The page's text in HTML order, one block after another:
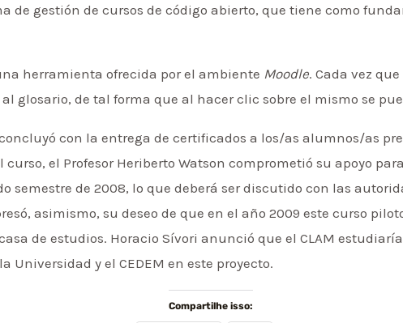
de gestión de cursos de código abierto, que tiene como
herramienta ofrecida por el ambiente Moodle. Cada vez
glosario, de tal forma que al hacer clic sobre el mismo se
con la entrega de certificados a los/as alumnos/as
el Profesor Heriberto Watson comprometió su apoyo
semestre de 2008, lo que deberá ser discutido con las
asimismo, su deseo de que en el año 2009 este curso
de estudios. Horacio Sívori anunció que el CLAM
Universidad y el CEDEM en este proyecto.
Compartilhe isso: